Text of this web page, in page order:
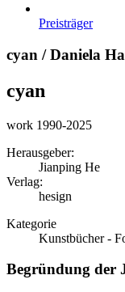
Preisträger
cyan / Daniela
cyan
work 1990-2025
Herausgeber:
Jianping He
Verlag:
hesign
Kategorie
Kunstbücher -
Begründung der